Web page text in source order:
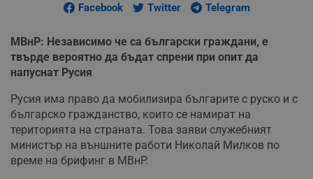
Facebook Twitter Telegram
МВнР: Независимо че са български граждани, е
твърде вероятно да бъдат спрени при опит да
напуснат Русия
Русия има право да мобилизира българите с руско и с
българско гражданство, които се намират на
територията на страната. Това заяви служебният
министър на външните работи Николай Милков по
време на брифинг в МВнР.